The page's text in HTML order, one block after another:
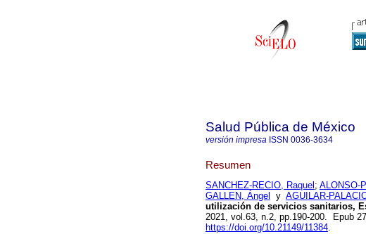
Salud Pública de México
versión impresa ISSN 0036-3634
Resumen
SANCHEZ-RECIO, Raquel ; ALONSO-
GALLEN, Ángel
y AGUILAR-
utilización de servicios sanitarios,
2021, vol.63, n.2, pp.190-200. Epub
https://doi.org/10.21149/11384.